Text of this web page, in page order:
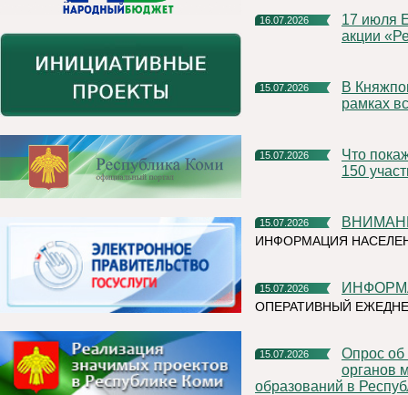
16.07.2026
17 июля Емва присоединится к Всероссийской экологической
акции
15.07.2026
В Княжпогостском округе продолжаются мероприятия в
рамках
15.07.2026
Что покажут на Коми ВДНХ? Организаторы ожидают более
150
15.07.2026
ИНФОРМАЦИЯ
15.07.2026
ОПЕРАТИВНЫЙ
15.07.2026
Опрос об эффективности деятельности руководителей
органов
образований в